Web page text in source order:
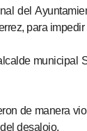
del
para
municipal
de manera
desalojo.